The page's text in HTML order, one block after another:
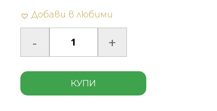
Добави в любими
КУПИ